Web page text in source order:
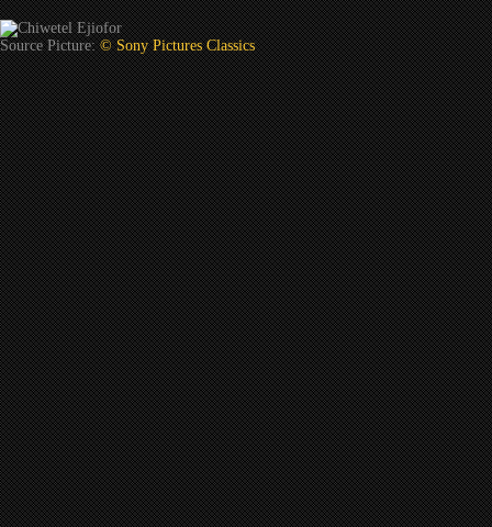
Source Picture:© Sony Pictures Classics